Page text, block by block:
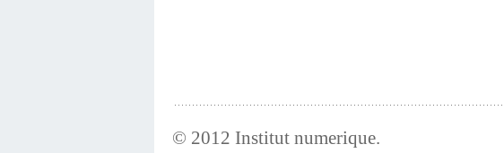
© 2012 Institut numerique